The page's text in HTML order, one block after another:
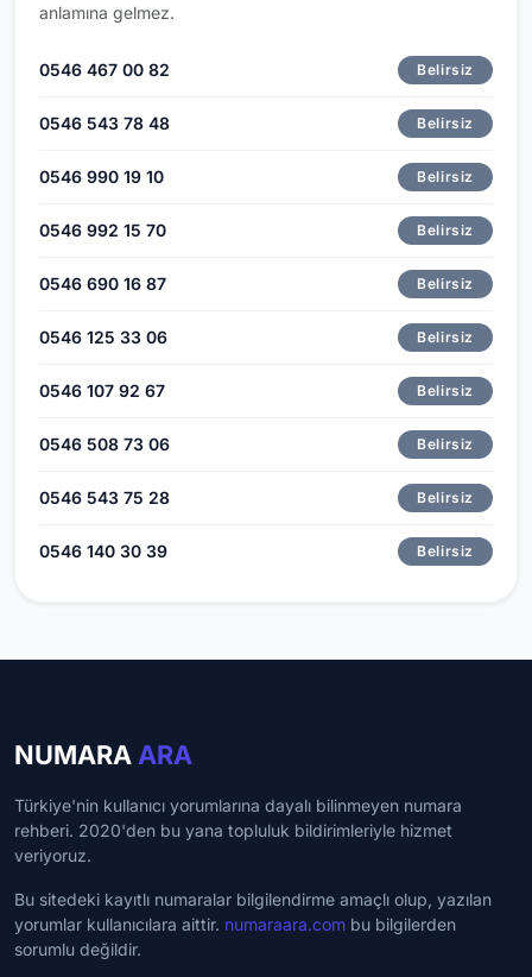
anlamına gelmez.
0546 467 00 82 Belirsiz
0546 543 78 48 Belirsiz
0546 990 19 10 Belirsiz
0546 992 15 70 Belirsiz
0546 690 16 87 Belirsiz
0546 125 33 06 Belirsiz
0546 107 92 67 Belirsiz
0546 508 73 06 Belirsiz
0546 543 75 28 Belirsiz
0546 140 30 39 Belirsiz
NUMARA ARA
Türkiye'nin kullanıcı yorumlarına dayalı bilinmeyen numara
rehberi. 2020'den bu yana topluluk bildirimleriyle hizmet
veriyoruz.
Bu sitedeki kayıtlı numaralar bilgilendirme amaçlı olup, yazılan
yorumlar kullanıcılara aittir. numaraara.com bu bilgilerden
sorumlu değildir.